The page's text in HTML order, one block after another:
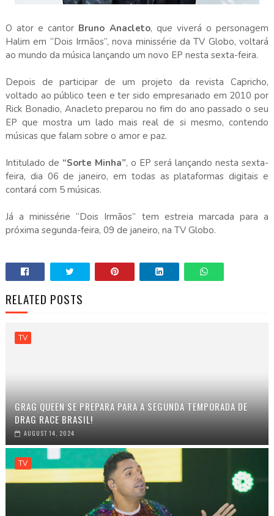
O ator e cantor Bruno Anacleto, que viverá o personagem
Halim em “Dois Irmãos”, nova minissérie da TV Globo, voltará
ao mundo da música lançando um novo EP nesta sexta-feira.
Depois de participar de um projeto da revista Capricho,
voltado ao público teen e ter sido empresariado em 2010 por
Rick Bonadio, Anacleto preparou no fim do ano passado o seu
EP que mostra um lado mais real de si mesmo, contendo
músicas que falam sobre o amor e paz.
Intitulado de “Sorte Minha”, o EP será lançando nesta sexta-
feira, dia 06 de janeiro, em todas as plataformas digitais e
contará com 5 músicas.
Já a minissérie “Dois Irmãos” tem estreia marcada para a
próxima segunda-feira, 09 de janeiro, na TV Globo.
RELATED POSTS
TV
GRAG QUEEN SE PREPARA PARA A SEGUNDA TEMPORADA DE
DRAG RACE BRASIL!
AUGUST 14, 2024
TV